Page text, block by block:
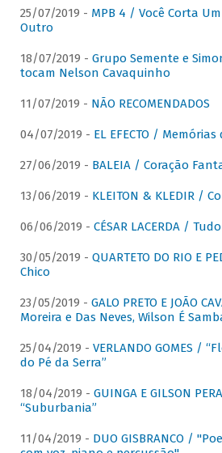
25/07/2019 - MPB 4 / Você Corta
Outro
18/07/2019 - Grupo Semente e
tocam Nelson Cavaquinho
11/07/2019 - NÃO RECOMENDADOS
04/07/2019 - EL EFECTO / Memórias
27/06/2019 - BALEIA / Coração
13/06/2019 - KLEITON & KLEDIR /
06/06/2019 - CÉSAR LACERDA /
30/05/2019 - QUARTETO DO RIO E
Chico
23/05/2019 - GALO PRETO E JOÃO
Moreira e Das Neves, Wilson É
25/04/2019 - VERLANDO GOMES /
do Pé da Serra”
18/04/2019 - GUINGA E GILSON
“Suburbania”
11/04/2019 - DUO GISBRANCO /